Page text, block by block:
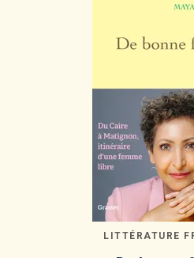
LITTÉRATURE